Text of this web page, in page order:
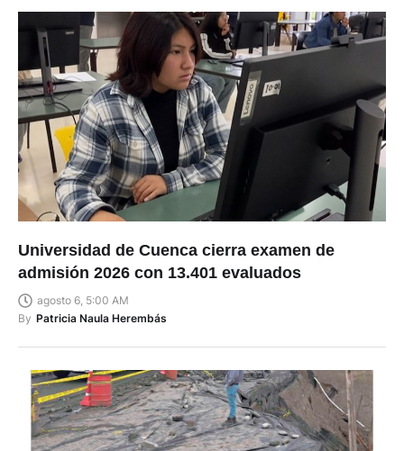
Universidad de Cuenca cierra examen de
admisión 2026 con 13.401 evaluados
agosto 6, 5:00 AM
By Patricia Naula Herembás